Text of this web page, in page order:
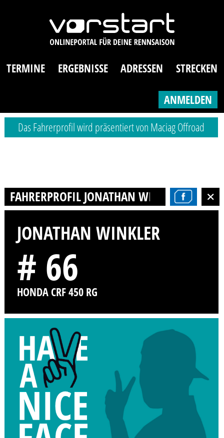
TERMINE ERGEBNISSE ADRESSEN STRECKEN
ANMELDEN
Das Fahrerprofil wird präsentiert von Maciag Offroad
FAHRERPROFIL JONATHAN WINKLER
JONATHAN WINKLER
# 66
HONDA CRF 450 RG